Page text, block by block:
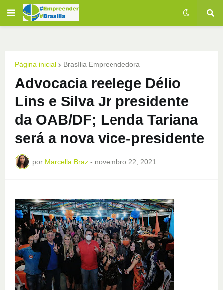
Página inicial Brasília Empreendedora
Advocacia reelege Délio
Lins e Silva Jr presidente
da OAB/DF; Lenda Tariana
será a nova vice-presidente
por Marcella Braz - novembro 22, 2021